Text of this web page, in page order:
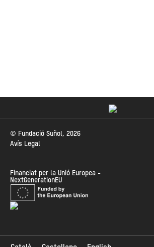
© Fundació Suñol, 2026
Avís Legal
Financiat per la Unió Europea -
NextGenerationEU